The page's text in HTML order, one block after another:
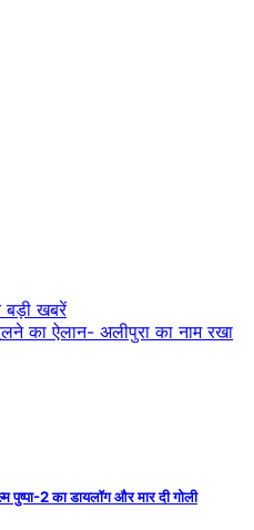
बड़ी खबरें
का ऐलान- अलीपुरा का नाम रखा
पुष्पा-2 का डायलॉग और मार दी गोली